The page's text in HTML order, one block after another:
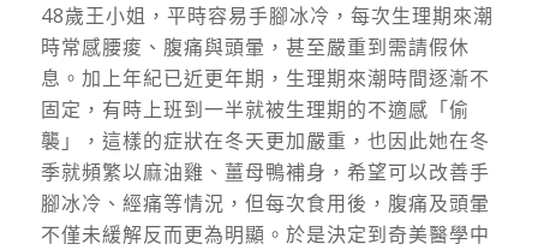
48歲王小姐，平時容易手腳冰冷，每次生理期來潮
時常感腰痠、腹痛與頭暈，甚至嚴重到需請假休
息。加上年紀已近更年期，生理期來潮時間逐漸不
固定，有時上班到一半就被生理期的不適感「偷
襲」
， 這樣的症狀在冬天更加嚴重，也因此她在冬
季就頻繁以麻油雞、薑母鴨補身，希望可以改善手
腳冰冷、經痛等情況，但每次食用後，腹痛及頭暈
不僅未緩解反而更為明顯。於是決定到奇美醫學中